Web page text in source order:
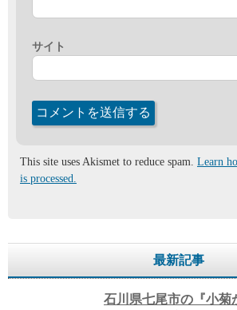
サイト
This site uses Akismet to reduce spam. Learn
is processed.
最新記事
石川県七尾市の『小菊